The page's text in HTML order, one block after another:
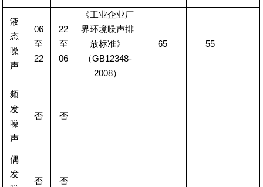
液
态
噪
声
06
至
22
22
至
06
《工业企业厂
界环境噪声排
放标准》
（GB12348-
2008）
65 55
频
发
噪
声
否 否
偶
发
否 否